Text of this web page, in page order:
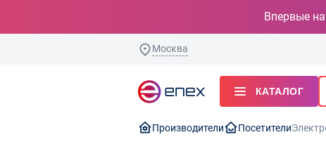
Впервые
Москва
КАТАЛОГ
Производители Посетители